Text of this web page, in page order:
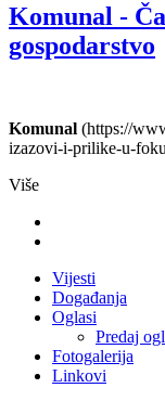
Komunal -
gospodarstvo
Komunal (https://
izazovi-i-prilike-u-
Više
Vijesti
Događanja
Oglasi
Predaj
Fotogalerija
Linkovi